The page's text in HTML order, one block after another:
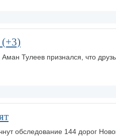
(+3)
Аман Тулеев признался, что
обследование 144 дорог